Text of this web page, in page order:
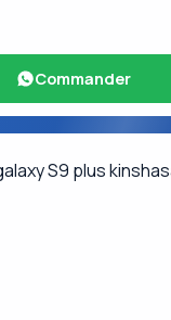
Commander